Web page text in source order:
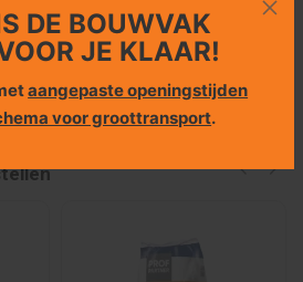
DE BOUWVAK
JE KLAAR!
aangepaste openingstijden
voor groottransport.